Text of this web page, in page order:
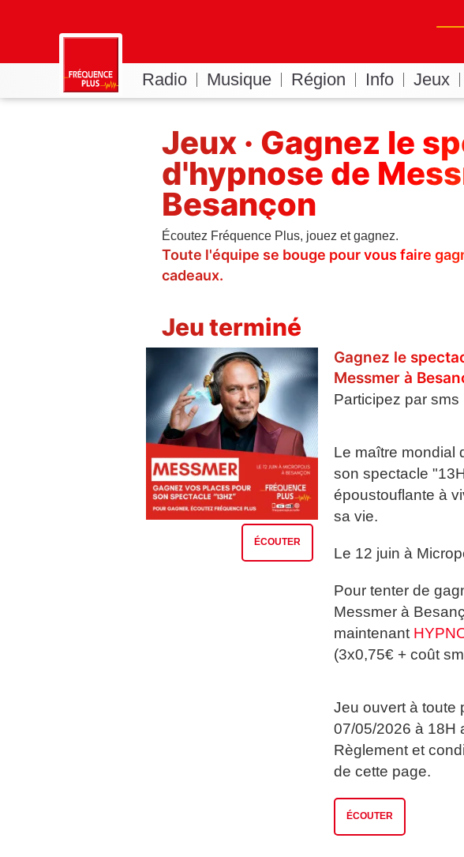
Radio Musique Région Info Jeux
Jeux · Gagnez le
d'hypnose de
Besançon
Écoutez Fréquence Plus, jouez et gagnez.
Toute l'équipe se bouge pour vous faire
cadeaux.
Jeu terminé
ÉCOUTER
Gagnez le
Messmer à
Participez par
Le maître mondial
son spectacle
époustouflante à
sa vie.
Le 12 juin à
Pour tenter de
Messmer à
maintenant
(3x0,75€ + coût
Jeu ouvert à toute
07/05/2026 à 18H
Règlement et
de cette page.
ÉCOUTER